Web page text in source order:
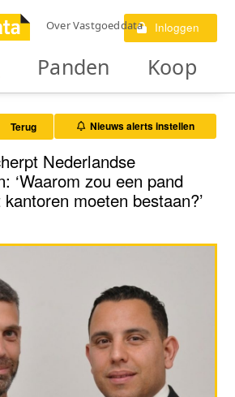
Over Vastgoeddata Inloggen
Panden Koop
Terug Nieuws alerts instellen
Nederlandse
‘Waarom zou een pand
moeten bestaan?’